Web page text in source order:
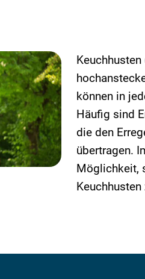
können in
Häufig sind
die den
übertragen.
Möglichkeit,